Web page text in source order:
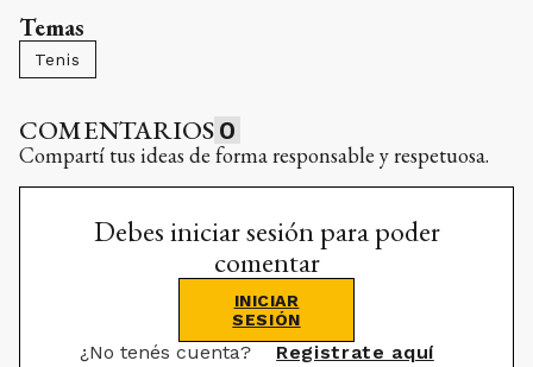
Temas
Tenis
COMENTARIOS 0
Compartí tus ideas de forma responsable y respetuosa.
Debes iniciar sesión para poder
comentar
INICIAR
SESIÓN
¿No tenés cuenta? Registrate aquí